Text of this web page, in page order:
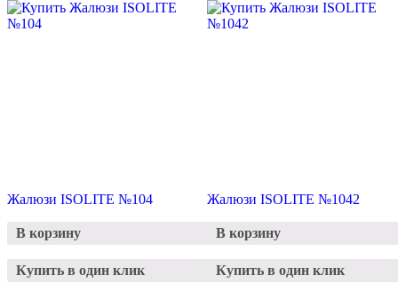
Жалюзи ISOLITE №104
В корзину
Купить в один клик
Жалюзи ISOLITE №1042
В корзину
Купить в один клик